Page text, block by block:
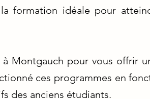
formation idéale pour
Montgauch pour vous offrir
ces programmes en
des anciens étudiants.